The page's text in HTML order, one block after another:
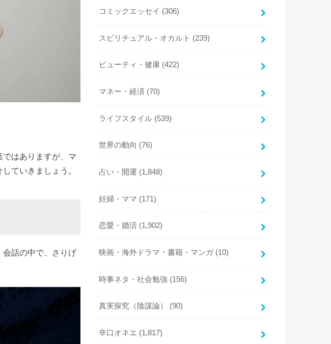
はありますが、マ
ていきましょう。
会話の中で、さりげ
コミックエッセイ (306)
スピリチュアル・オカルト (239)
ビューティ・健康 (422)
マネー・経済 (70)
ライフスタイル (539)
世界の動向 (76)
占い・開運 (1,848)
妊婦・ママ (171)
恋愛・婚活 (1,902)
映画・海外ドラマ・書籍・マンガ (10)
時事ネタ・社会勉強 (156)
真実探究（陰謀論） (90)
辛口オネエ (1,817)